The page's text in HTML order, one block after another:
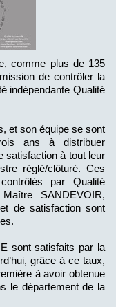
de contrôler la
indépendante Qualité
et son équipe se sont
ans à distribuer
satisfaction à tout leur
réglé/clôturé. Ces
par Qualité
SANDEVOIR,
de satisfaction sont
sont satisfaits par la
grâce à ce taux,
à avoir obtenue
le département de la